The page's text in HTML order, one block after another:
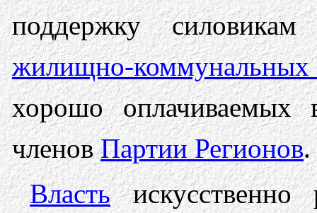
поддержку
жилищно-
хорошо оплачиваемых
членовПартии Регионов.
Властьискусственно